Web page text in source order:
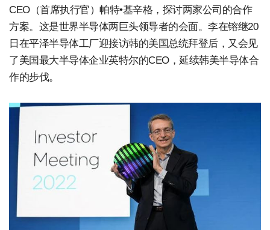
CEO（首席执行官）帕特•基辛格，探讨两家公司的合作
方案。这是世界半导体两巨头领导者的会面。李在镕继20
日在平泽半导体工厂迎接访韩的美国总统拜登后，又会见
了美国最大半导体企业英特尔的CEO，延续韩美半导体合
作的步伐。